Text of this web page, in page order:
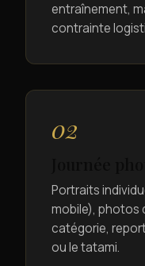
entraînement,
contrainte
02
Portraits
mobile), photos
catégorie,
ou le tatami.